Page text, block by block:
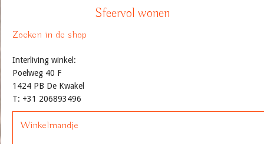
Sfeervol wonen
Zoeken in de shop
Interliving winkel:
Poelweg 40 F
1424 PB De Kwakel
T: +31 206893496
Winkelmandje